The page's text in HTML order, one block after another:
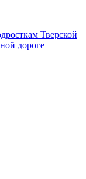
Тверской
дороге